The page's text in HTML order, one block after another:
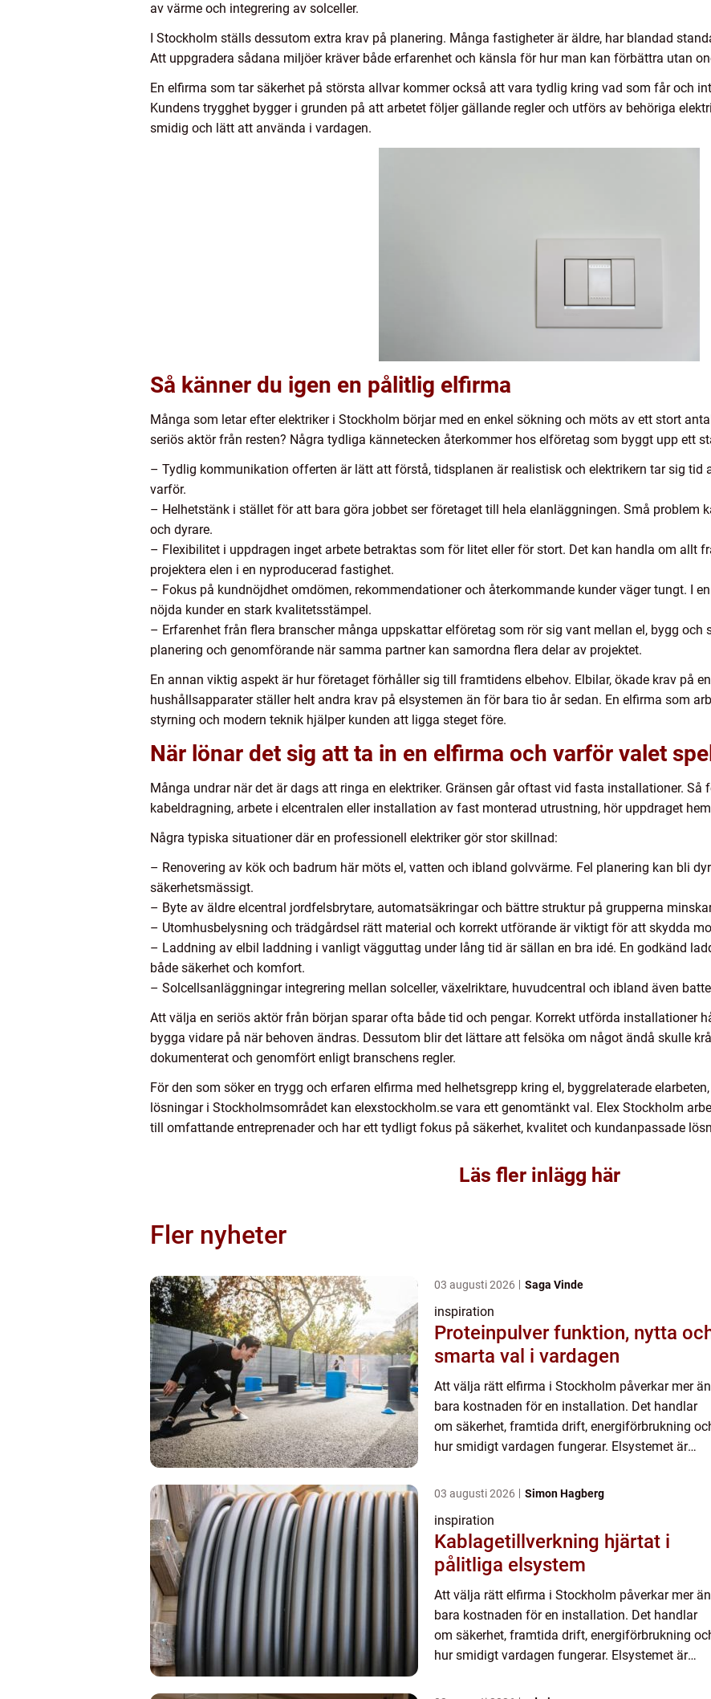
av värme och integrering av solceller.
I Stockholm ställs dessutom extra krav på planering. Många fastigheter är äldre, har blandad
Att uppgradera sådana miljöer kräver både erfarenhet och känsla för hur man kan förbättra utan
En elfirma som tar säkerhet på största allvar kommer också att vara tydlig kring vad som får och
Kundens trygghet bygger i grunden på att arbetet följer gällande regler och utförs av behöriga
smidig och lätt att använda i vardagen.
Så känner du igen en pålitlig elfirma
Många som letar efter elektriker i Stockholm börjar med en enkel sökning och möts av ett stort
seriös aktör från resten? Några tydliga kännetecken återkommer hos elföretag som byggt upp ett
– Tydlig kommunikation offerten är lätt att förstå, tidsplanen är realistisk och elektrikern tar sig tid
varför.
– Helhetstänk i stället för att bara göra jobbet ser företaget till hela elanläggningen. Små problem
och dyrare.
– Flexibilitet i uppdragen inget arbete betraktas som för litet eller för stort. Det kan handla om allt
projektera elen i en nyproducerad fastighet.
– Fokus på kundnöjdhet omdömen, rekommendationer och återkommande kunder väger tungt. I
nöjda kunder en stark kvalitetsstämpel.
– Erfarenhet från flera branscher många uppskattar elföretag som rör sig vant mellan el, bygg och
planering och genomförande när samma partner kan samordna flera delar av projektet.
En annan viktig aspekt är hur företaget förhåller sig till framtidens elbehov. Elbilar, ökade krav på
hushållsapparater ställer helt andra krav på elsystemen än för bara tio år sedan. En elfirma som
styrning och modern teknik hjälper kunden att ligga steget före.
När lönar det sig att ta in en elfirma och varför valet
Många undrar när det är dags att ringa en elektriker. Gränsen går oftast vid fasta installationer. Så
kabeldragning, arbete i elcentralen eller installation av fast monterad utrustning, hör uppdraget
Några typiska situationer där en professionell elektriker gör stor skillnad:
– Renovering av kök och badrum här möts el, vatten och ibland golvvärme. Fel planering kan bli
säkerhetsmässigt.
– Byte av äldre elcentral jordfelsbrytare, automatsäkringar och bättre struktur på grupperna
– Utomhusbelysning och trädgårdsel rätt material och korrekt utförande är viktigt för att skydda
– Laddning av elbil laddning i vanligt vägguttag under lång tid är sällan en bra idé. En godkänd
både säkerhet och komfort.
– Solcellsanläggningar integrering mellan solceller, växelriktare, huvudcentral och ibland även
Att välja en seriös aktör från början sparar ofta både tid och pengar. Korrekt utförda installationer
bygga vidare på när behoven ändras. Dessutom blir det lättare att felsöka om något ändå skulle
dokumenterat och genomfört enligt branschens regler.
För den som söker en trygg och erfaren elfirma med helhetsgrepp kring el, byggrelaterade
lösningar i Stockholmsområdet kan elexstockholm.se vara ett genomtänkt val. Elex Stockholm
till omfattande entreprenader och har ett tydligt fokus på säkerhet, kvalitet och kundanpassade
Läs fler inlägg här
Fler nyheter
03 augusti 2026 Saga Vinde
inspiration
Proteinpulver funktion, nytta och
smarta val i vardagen
Att välja rätt elfirma i Stockholm påverkar mer än
bara kostnaden för en installation. Det handlar
om säkerhet, framtida drift, energiförbrukning
hur smidigt vardagen fungerar. Elsystemet är
direkt,...
03 augusti 2026 Simon Hagberg
inspiration
Kablagetillverkning hjärtat i
pålitliga elsystem
Att välja rätt elfirma i Stockholm påverkar mer än
bara kostnaden för en installation. Det handlar
om säkerhet, framtida drift, energiförbrukning
hur smidigt vardagen fungerar. Elsystemet är
direkt,...